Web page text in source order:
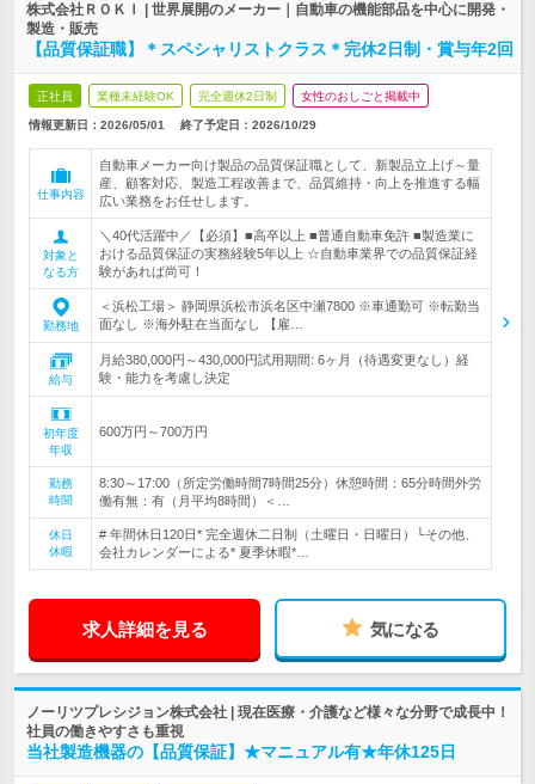
株式会社ＲＯＫＩ | 世界展開のメーカー｜自動車の機能部品を中心に開発・
製造・販売
【品質保証職】＊スペシャリストクラス＊完休2日制・賞与年2回
正社員 業種未経験OK 完全週休2日制 女性のおしごと掲載中
情報更新日：2026/05/01 終了予定日： 2026/10/29
仕事内容
自動車メーカー向け製品の品質保証職として、新製品立上げ～量
産、顧客対応、製造工程改善まで、品質維持・向上を推進する幅
広い業務をお任せします。
対象と
なる方
＼40代活躍中／【必須】■高卒以上 ■普通自動車免許 ■製造業に
おける品質保証の実務経験5年以上 ☆自動車業界での品質保証経
験があれば尚可！
勤務地
＜浜松工場＞ 静岡県浜松市浜名区中瀬7800 ※車通勤可 ※転勤当
面なし ※海外駐在当面なし 【雇…
給与
月給380,000円～430,000円試用期間: 6ヶ月（待遇変更なし）経
験・能力を考慮し決定
初年度
年収
600万円～700万円
勤務
時間
8:30～17:00（所定労働時間7時間25分）休憩時間：65分時間外労
働有無：有（月平均8時間）＜…
休日
休暇
# 年間休日120日* 完全週休二日制（土曜日・日曜日）└その他、
会社カレンダーによる* 夏季休暇*…
求人詳細を見る 気になる
ノーリツプレシジョン株式会社 | 現在医療・介護など様々な分野で成長中！
社員の働きやすさも重視
当社製造機器の【品質保証】★マニュアル有★年休125日